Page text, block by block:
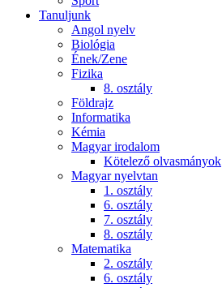
Tanuljunk
Angol nyelv
Biológia
Ének/Zene
Fizika
8. osztály
Földrajz
Informatika
Kémia
Magyar irodalom
Kötelező olvasmányok
Magyar nyelvtan
1. osztály
6. osztály
7. osztály
8. osztály
Matematika
2. osztály
6. osztály